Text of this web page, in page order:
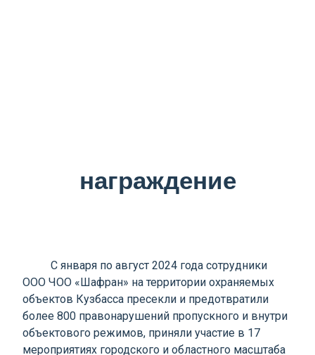
награждение
С января по август 2024 года сотрудники
ООО ЧОО «Шафран» на территории охраняемых
объектов Кузбасса пресекли и предотвратили
более 800 правонарушений пропускного и внутри
объектового режимов, приняли участие в 17
мероприятиях городского и областного масштаба